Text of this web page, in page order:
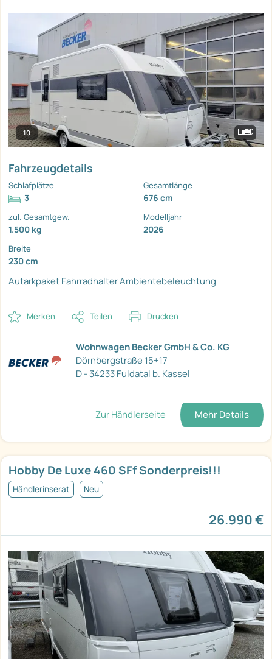
10
Fahrzeugdetails
Schlafplätze
3
Gesamtlänge
676 cm
zul. Gesamtgew.
1.500 kg
Modelljahr
2026
Breite
230 cm
AutarkpaketFahrradhalterAmbientebeleuchtung
Merken Teilen Drucken
Wohnwagen Becker GmbH & Co. KG
Dörnbergstraße 15+17
D - 34233 Fuldatal b. Kassel
Zur Händlerseite Mehr Details
Hobby De Luxe 460 SFf Sonderpreis!!!
Händlerinserat Neu
26.990 €